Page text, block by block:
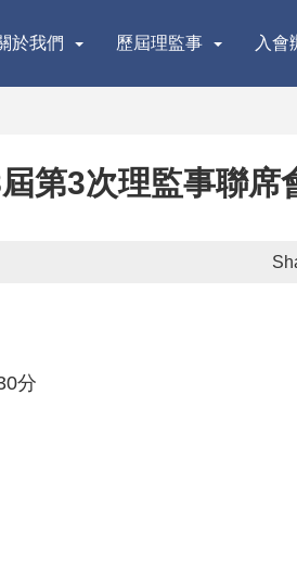
於我們 歷屆理監事 入會
屆第3次理監事聯席
分